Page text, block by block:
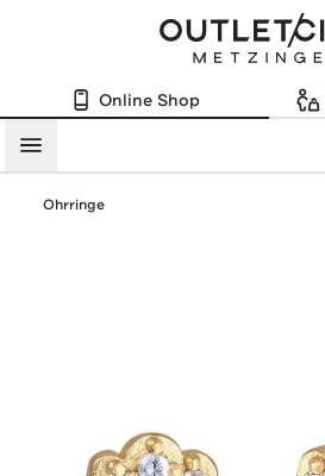
Online Shop
Menü
Ohrringe